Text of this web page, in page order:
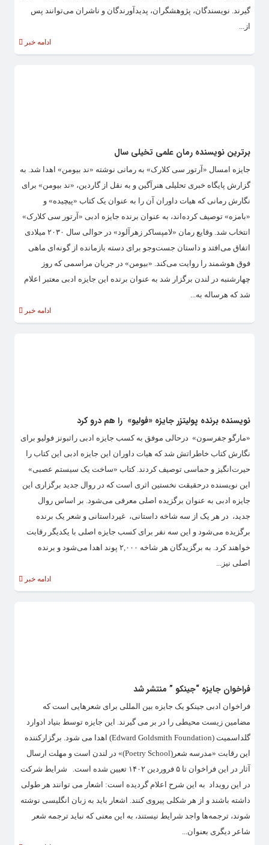
گیرند. نویسندگان، پژوهشگران، پدیدآورندگان و ناشران می‌توانند پس
از...
ادامه خبر
برترین نویسنده رمان علمی تخیلی سال
جایزه امسال «آرتور سی کلارک»‌ به رمانی نوشته «ند بیومن»‌ اهدا شد. به
گزارش پایگاه خبری تحلیلی هنرآگین و به نقل از گاردین، «ند بیومن» برای
نگارش رمانی که هیات داوران آن را به عنوان یک کتاب «پیچیده»‌ و
«بامزه»‌ توصیف کرده‌اند، به عنوان برنده جایزه ادبی «آرتور سی کلارک»‌
انتخاب شد. وقایع رمان «لامپساکر زهرآلود» در حوالی سال ۲۰۳۰ میلادی
اتفاق می‌افتد و داستان جست‌وجو برای دسته بازمانده از گونه‌ای ماهی
فوق هوشمند را روایت می‌کند. «بیومن»‌ در جریان مراسمی که روز
چهارشنبه در لندن برگزار شد به عنوان برنده این جایزه ادبی معتبر اعلام
شد که هرساله به...
ادامه خبر
نویسنده برنده پولیتزر جایزه «فولیو» ‌ را هم درو کرد
«مارگو جفرسون» ‌ درحالی موفق به کسب جایزه ادبی راثبونز فولیو برای
نگارش کتاب خاطراتش شد که هیات داوران این جایزه ادبی این کتاب را
حیرت‌انگیز و حماسی توصیف کردند. کتاب «ساخت یک سیستم عصبی»
این نویسنده درحقیقت نخستین اثری است که در روال جدید برگزاری این
جایزه ادبی به عنوان برگزیده اصلی معرفی می‌شود. بر اساس روال
جدید، ‌ در هر یک از سه شاخه داستانی، ‌ غیرداستانی و شعر یک برنده
برگزیده می‌شود و این سه نفر برای کسب جایزه اصلی با یکدیگر رقابت
خواهند کرد. به برگزیدگان هر شاخه ۲,۰۰۰ پوند اهدا می‌شود و برنده
اصلی نیز...
ادامه خبر
فراخوان جایزه “جینکو ” منتشر شد
فراخوان ادبی جینکو یک جایزه بین المللی برای شعرهایی است که
مضامین زیست محیطی را در بر می گیرند. این جایزه توسط بنیاد ادوارد
گلداسمیت (Edward Goldsmith Foundation) اهدا می شود. برگزارکننده
این رقابت «مدرسه شعر(Poetry School)» در لندن است و مهلت ارسال
آثار در این فراخوان تا ۵ فروردین ۱۴۰۲ تعیین شده است. شرایط شرکت
در این رویداد به این شرح اعلام گردیده است: اشعار می توانند هر طولی
داشته باشند و از هر شکلی پیروی کنند. اشعار باید به زبان انگلیسی نوشته
شوند، ترجمه‌ها واجد شرایط نیستند، به این معنی که نباید ترجمه شعر
شاعر دیگری بعنوان...